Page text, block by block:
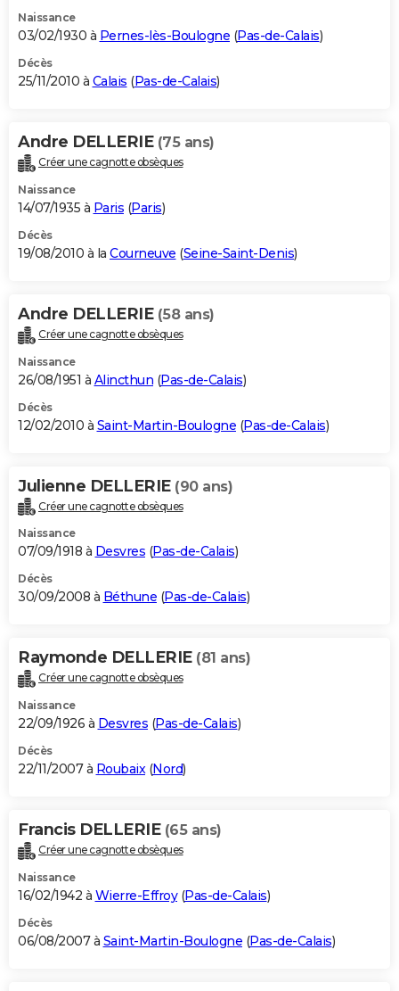
Naissance
03/02/1930 à Pernes-lès-Boulogne (Pas-de-Calais)
Décès
25/11/2010 à Calais (Pas-de-Calais)
Andre DELLERIE (75 ans)
Créer une cagnotte obsèques
Naissance
14/07/1935 à Paris (Paris)
Décès
19/08/2010 à la Courneuve (Seine-Saint-Denis)
Andre DELLERIE (58 ans)
Créer une cagnotte obsèques
Naissance
26/08/1951 à Alincthun (Pas-de-Calais)
Décès
12/02/2010 à Saint-Martin-Boulogne (Pas-de-Calais)
Julienne DELLERIE (90 ans)
Créer une cagnotte obsèques
Naissance
07/09/1918 à Desvres (Pas-de-Calais)
Décès
30/09/2008 à Béthune (Pas-de-Calais)
Raymonde DELLERIE (81 ans)
Créer une cagnotte obsèques
Naissance
22/09/1926 à Desvres (Pas-de-Calais)
Décès
22/11/2007 à Roubaix(Nord)
Francis DELLERIE (65 ans)
Créer une cagnotte obsèques
Naissance
16/02/1942 à Wierre-Effroy(Pas-de-Calais)
Décès
06/08/2007 à Saint-Martin-Boulogne (Pas-de-Calais)